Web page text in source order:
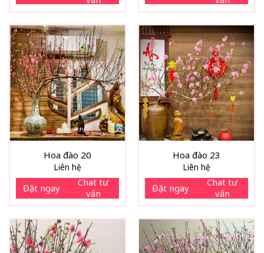
Hoa đào 20
Liên hệ
Đặt ngay
Chat tư
vấn
Hoa đào 23
Liên hệ
Đặt ngay
Chat tư
vấn